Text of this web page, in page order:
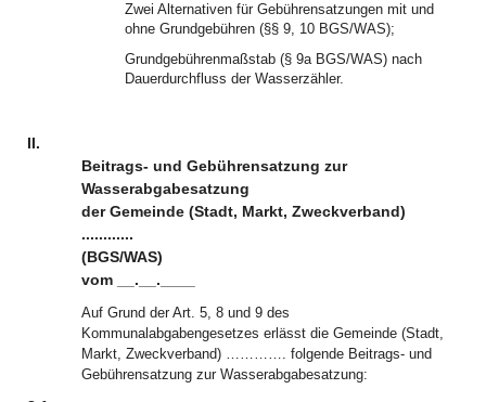
Zwei Alternativen für Gebührensatzungen mit und
ohne Grundgebühren (§§ 9, 10 BGS/WAS);
Grundgebührenmaßstab (§ 9a BGS/WAS) nach
Dauerdurchfluss der Wasserzähler.
II.
Beitrags- und Gebührensatzung zur
Wasserabgabesatzung
der Gemeinde (Stadt, Markt, Zweckverband)
............
(BGS/WAS)
vom __.__.____
Auf Grund der Art. 5, 8 und 9 des
Kommunalabgabengesetzes erlässt die Gemeinde (Stadt,
Markt, Zweckverband) …………. folgende Beitrags- und
Gebührensatzung zur Wasserabgabesatzung: